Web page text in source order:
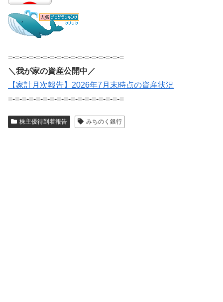
=-=-=-=-=-=-=-=-=-=-=-=-=-=-=-=-=
＼我が家の資産公開中／
【家計月次報告】2026年7月末時点の資産状況
=-=-=-=-=-=-=-=-=-=-=-=-=-=-=-=-=
株主優待到着報告 みちのく銀行